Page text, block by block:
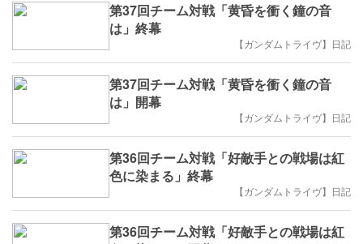
第37回チーム対戦「黄昏を衝く鐘の音
は」終幕
【ガンダムトライヴ】日記
第37回チーム対戦「黄昏を衝く鐘の音
は」開幕
【ガンダムトライヴ】日記
第36回チーム対戦「好敵手との戦場は紅
色に染まる」終幕
【ガンダムトライヴ】日記
第36回チーム対戦「好敵手との戦場は紅